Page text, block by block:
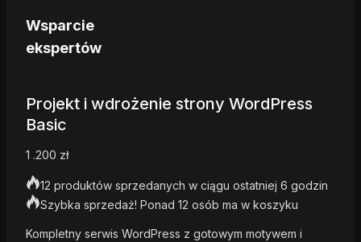
Wsparcie
ekspertów
Projekt i wdrożenie strony WordPress
Basic
1 .200 zł
12 produktów sprzedanych w ciągu ostatniej 6 godzin
Szybka sprzedaż! Ponad 12 osób ma w koszyku
Kompletny serwis WordPress z gotowym motywem i